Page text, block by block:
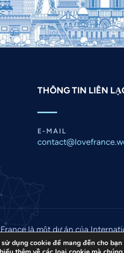
THÔNG TIN LIÊN
E-MAIL
là một dự án của
© 2026.
dụng cookie để mang đến cho